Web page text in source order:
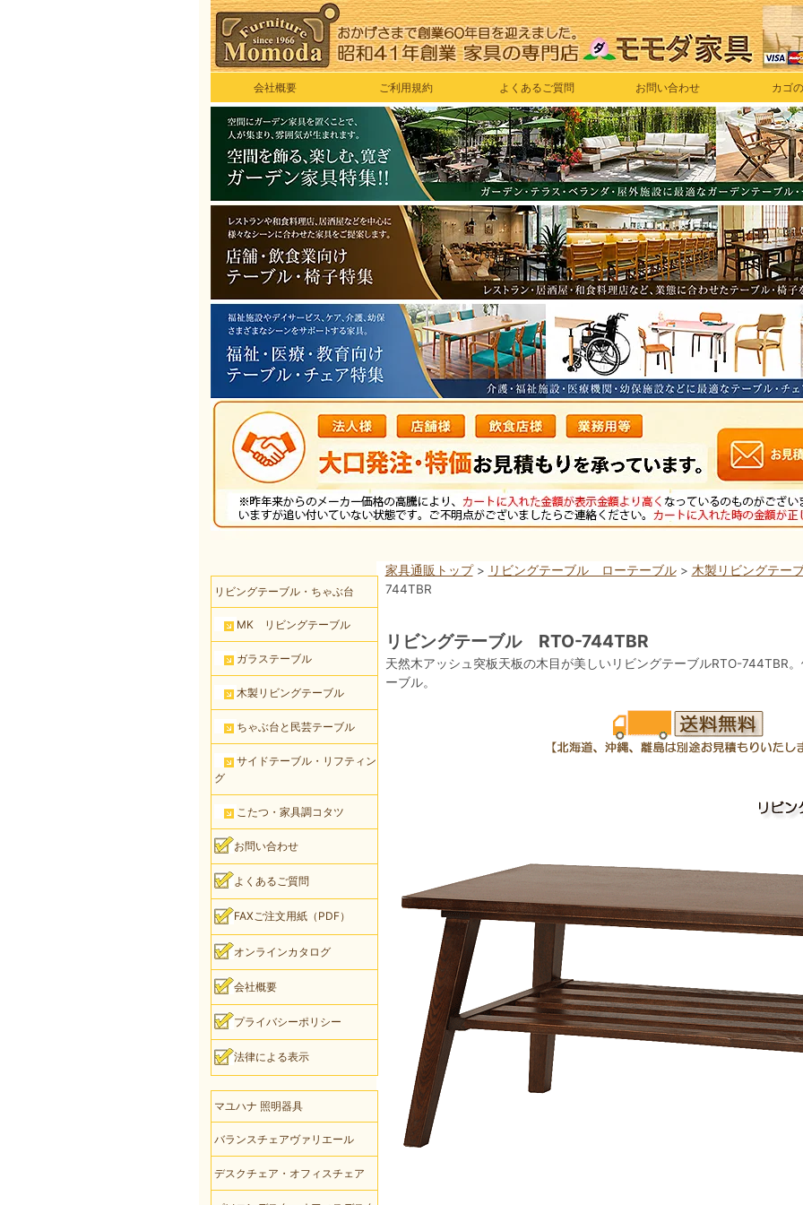
会社概要 ご利用規約 よくあるご質問 お問い合わせ カゴ
家具通販トップ> リビングテーブル ローテーブル> 木製リビングテー
744TBR
リビングテーブル RTO-744TBR
天然木アッシュ突板天板の木目が美しいリビングテーブルRTO-744TBR
ーブル。
リビングテーブル・ちゃぶ台
MK リビングテーブル
ガラステーブル
木製リビングテーブル
ちゃぶ台と民芸テーブル
サイドテーブル・リフティン
グ
こたつ・家具調コタツ
お問い合わせ
よくあるご質問
FAXご注文用紙（PDF）
オンラインカタログ
会社概要
プライバシーポリシー
法律による表示
マユハナ 照明器具
バランスチェアヴァリエール
デスクチェア・オフィスチェア